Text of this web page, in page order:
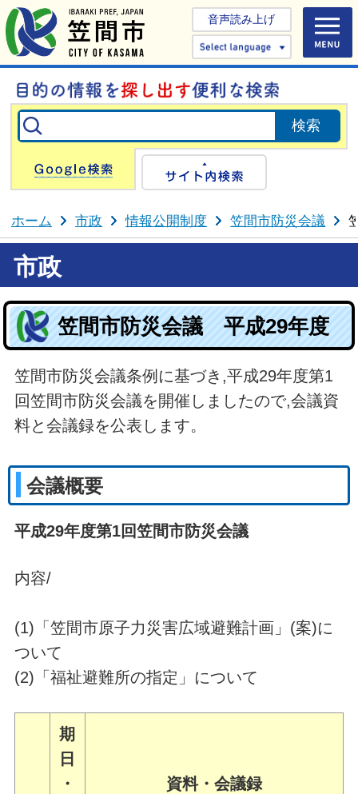
音声読み上げ
Select
Google検索
ホーム 市政 情報公開制度 笠間市防災会議
市政
笠間市防災会議 平成29年度
笠間市防災会議条例に基づき,平成29年度第1
回笠間市防災会議を開催しましたので,会議資
料と会議録を公表します。
会議概要
平成29年度第1回笠間市防災会議
内容/
(1)「笠間市原子力災害広域避難計画」(案)に
ついて
(2)「福祉避難所の指定」について
期
日
・
資料・会議録